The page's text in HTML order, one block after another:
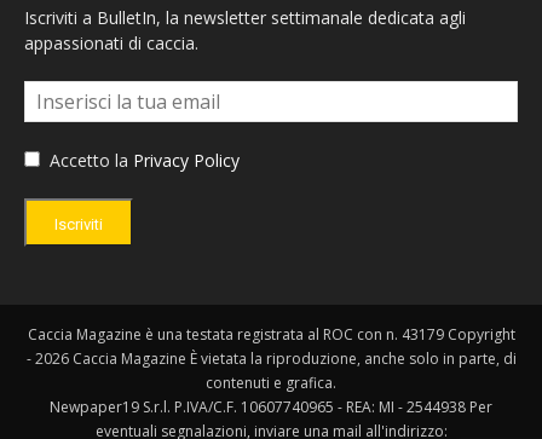
Iscriviti a BulletIn, la newsletter settimanale dedicata agli
appassionati di caccia.
Accetto la Privacy Policy
Iscriviti
Caccia Magazine è una testata registrata al ROC con n. 43179 Copyright
- 2026 Caccia Magazine È vietata la riproduzione, anche solo in parte, di
contenuti e grafica.
Newpaper19 S.r.l. P.IVA/C.F. 10607740965 - REA: MI - 2544938 Per
eventuali segnalazioni, inviare una mail all'indirizzo: